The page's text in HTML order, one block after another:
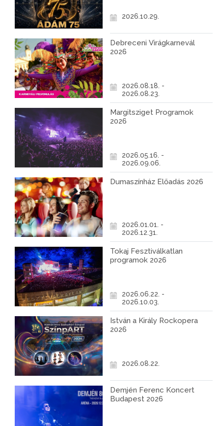
2026.10.29.
Debreceni Virágkarnevál
2026
2026.08.18. -
2026.08.23.
Margitsziget Programok
2026
2026.05.16. -
2026.09.06.
Dumaszínház Előadás 2026
2026.01.01. -
2026.12.31.
Tokaj Fesztiválkatlan
programok 2026
2026.06.22. -
2026.10.03.
István a Király Rockopera
2026
2026.08.22.
Demjén Ferenc Koncert
Budapest 2026